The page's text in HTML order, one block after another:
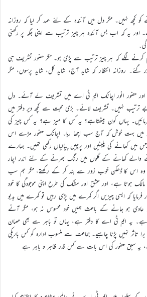
کچھ نہیں۔ مگر دل میں آئندہ کے لئے عہد کر لیا کہ روزانہ
اور یہ کہ اب بس آئندہ ہر چیز ترتیب سے اپنی جگہ پر رکھنی
کرنے لگے کہ ہر چیز ترتیب سے پڑی ہو۔ مگر حضور تشریف ہی
روزانہ انتظار کہ شاید آج، شاید کل، شاید پرسوں، مگر
اور حضور انور اچانک ایم ٹی اے میں تشریف لے آئے۔ دل
بے ترتیب نہیں۔ تشریف لائے۔ بڑی محبت سے کچھ دیر دفتر میں
فرمائیں۔ یہاں کون بیٹھتاہے؟ یہ کس کا میز ہے؟ یہ کس چیز کی
میں بہت خوش کہ آج سب اچھا رہا۔ اچانک حضور مڑے اس
جس میں کھانے کی پلیٹیں اور پرچیں پیالیاں رکھی تھیں۔ ہمارے
والے کھانے کے گلوں میں رنگ بھرنے کے لئے اندر اچار
وہ اس کا ڈھکن خوب زور سے بند کر کے رکھتے، مگر ہم سب
مالک ہوتا ہے، اور عشق اور مشک کی طرح اپنی موجودگی کا خود
کہ ایسی چیزیں اگر کمرے میں پڑی رہیں تو کمرے میں بدبو
عادی ہو جانے کے باعث ہمیں خود محسوس نہ ہو، مگر آنے
یہ ایم ٹی اے کا دفتر ہے، یہاں تو باہر سے بھی مہمان
تاثر نہیں پڑنا چاہیے۔ جماعت سے منسوب ادارہ کو کس باریکی
یہ سبق حضور کی اس بات سے کس قدر ظاہر و باہر ہے